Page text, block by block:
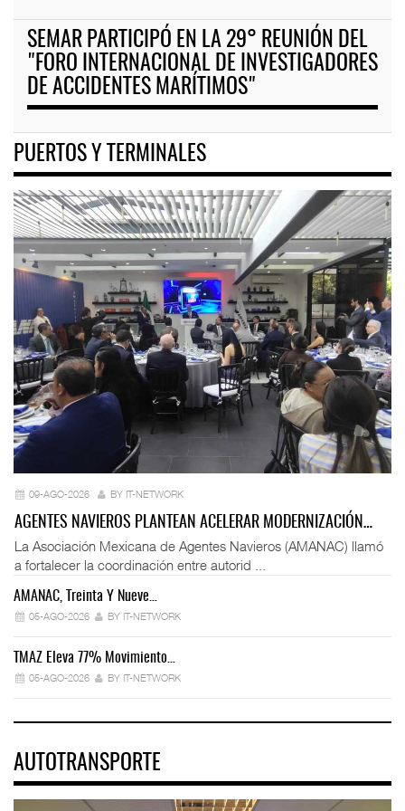
SEMAR PARTICIPÓ EN LA 29° REUNIÓN DEL
"FORO INTERNACIONAL DE INVESTIGADORES
DE ACCIDENTES MARÍTIMOS"
PUERTOS Y TERMINALES
09-AGO-2026 BY IT-NETWORK
AGENTES NAVIEROS PLANTEAN ACELERAR MODERNIZACIÓN…
La Asociación Mexicana de Agentes Navieros (AMANAC) llamó
a fortalecer la coordinación entre autorid ...
AMANAC, Treinta Y Nueve…
05-AGO-2026 BY IT-NETWORK
TMAZ Eleva 77% Movimiento…
05-AGO-2026 BY IT-NETWORK
AUTOTRANSPORTE